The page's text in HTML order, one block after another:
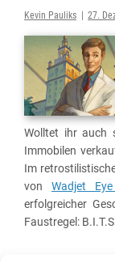
Kevin Pauliks 27.
Wolltet ihr auch
Immobilen
Im
von Wadjet
erfolgreicher
Faustregel: